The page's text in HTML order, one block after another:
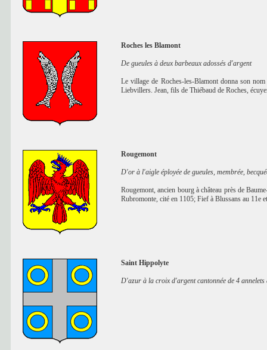
Roches les Blamont
De gueules à deux barbeaux adossés d'argent
Le village de Roches-les-Blamont donna son
Liebvillers. Jean, fils de Thiébaud de Roches,
Rougemont
D'or à l'aigle éployée de gueules, membrée,
Rougemont, ancien bourg à château près de
Rubromonte, cité en 1105; Fief à Blussans au 11e
Saint Hippolyte
D'azur à la croix d'argent cantonnée de 4